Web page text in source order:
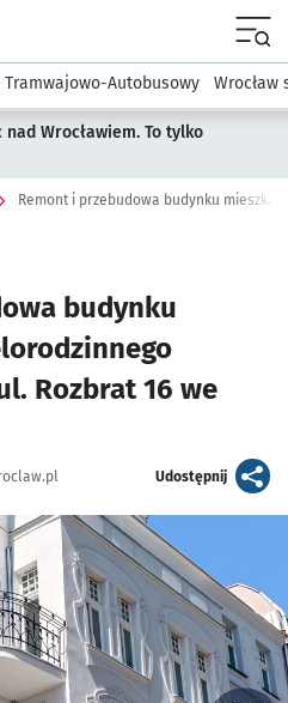
podserwis:
Tramwajowo-Autobusowy Wrocław
Wrocławiem. To tylko
budynku
Rozbrat 16 we
Udostępnijartykuł